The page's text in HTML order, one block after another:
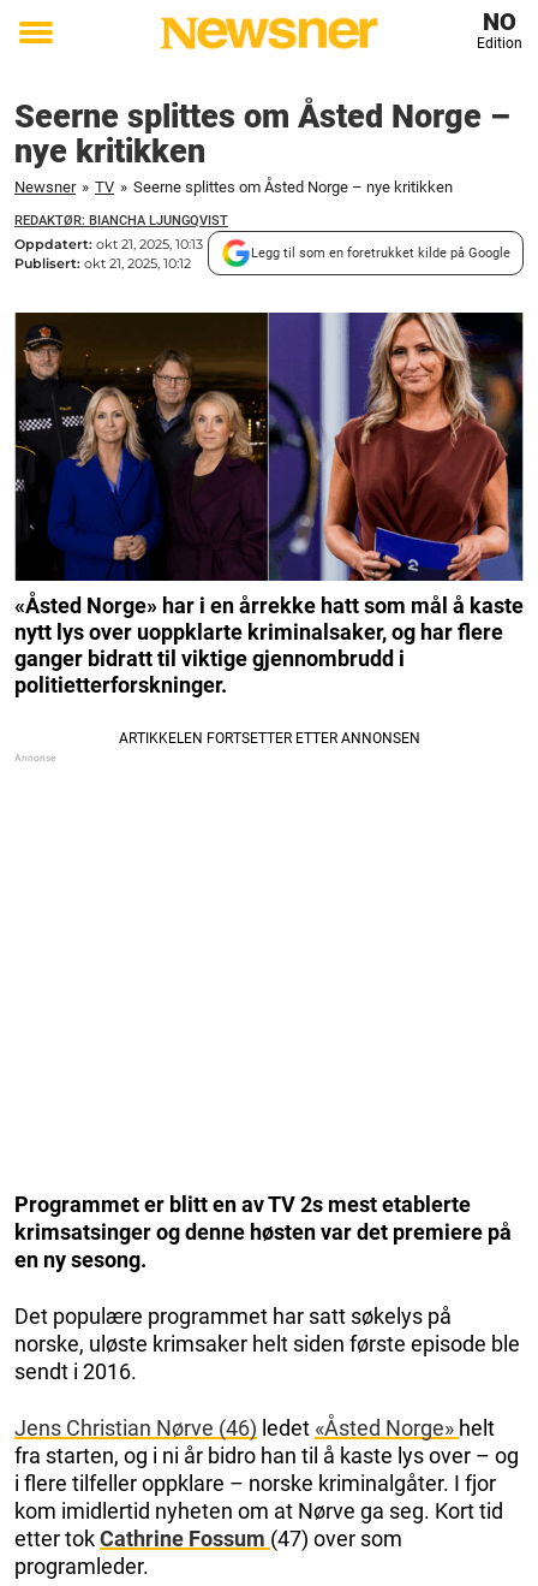
Toggle
NO
Edition
Seerne splittes om Åsted Norge –
nye kritikken
Newsner » TV » Seerne splittes om Åsted Norge – nye kritikken
REDAKTØR: BIANCHA LJUNGQVIST
Oppdatert: okt 21, 2025, 10:13
Publisert: okt 21, 2025, 10:12
Legg til som en foretrukket kilde på Google
«Åsted Norge» har i en årrekke hatt som mål å kaste
nytt lys over uoppklarte kriminalsaker, og har flere
ganger bidratt til viktige gjennombrudd i
politietterforskninger.
Programmet er blitt en av TV 2s mest etablerte
krimsatsinger og denne høsten var det premiere på
en ny sesong.
Det populære programmet har satt søkelys på
norske, uløste krimsaker helt siden første episode ble
sendt i 2016.
Jens Christian Nørve (46) ledet «Åsted Norge» helt
fra starten, og i ni år bidro han til å kaste lys over – og
i flere tilfeller oppklare – norske kriminalgåter. I fjor
kom imidlertid nyheten om at Nørve ga seg. Kort tid
etter tokCathrine Fossum (47) over som
programleder.